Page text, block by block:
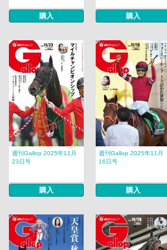
購入 購入
週刊Gallop 2025年11月
23日号
購入
週刊Gallop 2025年11月
16日号
購入